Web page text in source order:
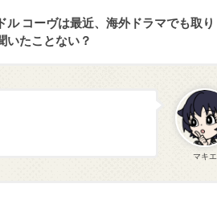
コーヴは最近、海外ドラマでも取り
いたことない？
マキエ